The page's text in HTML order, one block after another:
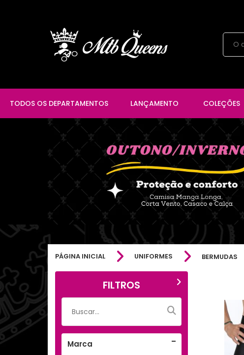
TODOS OS DEPARTAMENTOS LANÇAMENTO COLEÇÕES
PÁGINA INICIAL UNIFORMES BERMUDAS
FILTROS
Marca